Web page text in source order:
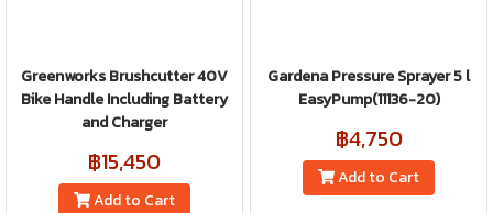
Greenworks Brushcutter 40V
Bike Handle Including Battery
and Charger
฿15,450
Add to Cart
Gardena Pressure Sprayer 5 l
EasyPump(11136-20)
฿4,750
Add to Cart